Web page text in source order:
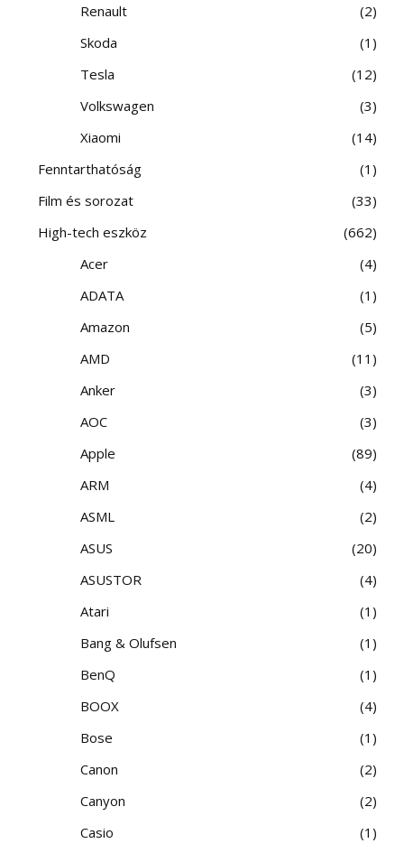
Renault
2
Skoda
1
Tesla
12
Volkswagen
3
Xiaomi
14
Fenntarthatóság
1
Film és sorozat
33
High-tech eszköz
662
Acer
4
ADATA
1
Amazon
5
AMD
11
Anker
3
AOC
3
Apple
89
ARM
4
ASML
2
ASUS
20
ASUSTOR
4
Atari
1
Bang & Olufsen
1
BenQ
1
BOOX
4
Bose
1
Canon
2
Canyon
2
Casio
1